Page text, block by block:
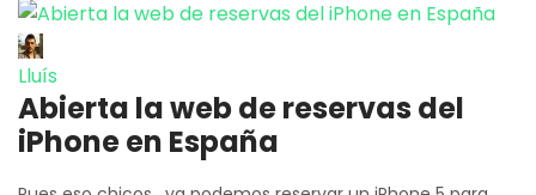
Lluís
Abierta la web de reservas del
iPhone en España